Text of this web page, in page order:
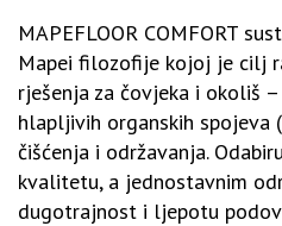
MAPEFLOOR COMFORT
Mapei filozofije kojoj je cilj
rješenja za čovjeka i okoliš
hlapljivih organskih spojeva
čišćenja i održavanja.
kvalitetu, a jednostavnim
dugotrajnost i ljepotu